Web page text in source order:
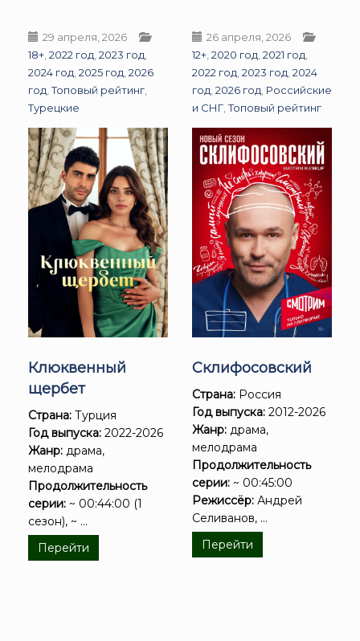
29 апреля, 2026
18+ 2022 год 2023 год
2024 год 2025 год 2026
год ,Топовый рейтинг
Турецкие
Клюквенный
щербет
Страна: Турция
Год выпуска: 2022-2026
Жанр: драма,
мелодрама
Продолжительность
серии: ~ 00:44:00 (1
сезон), ~ ...
Перейти
26 апреля, 2026
12+ 2020 год 2021 год
2022 год 2023 год 2024
год 2026 год Российские
и СНГ ,Топовый рейтинг
Склифосовский
Страна: Россия
Год выпуска: 2012-2026
Жанр: драма,
мелодрама
Продолжительность
серии: ~ 00:45:00
Режиссёр: Андрей
Селиванов, ...
Перейти